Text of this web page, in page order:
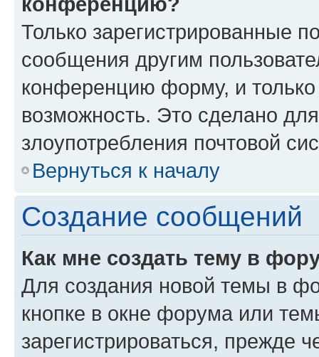
Только зарегистрированные
сообщения другим
конференцию форму, и
возможность. Это сделано
злоупотребления почтовой
Вернуться к началу
Создание сообщений
Как мне создать тему в
Для создания новой темы в
кнопке в окне форума или
зарегистрироваться, прежде